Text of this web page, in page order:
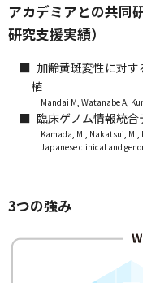
アカデミアとの共同
研究支援実績）
■ 加齢黄斑変性に対
植
Mandai M, Watanabe A,
■ 臨床ゲノム情報統合
Kamada, M., Nakatsui, M.,
Japanese clinical and
3つの強み